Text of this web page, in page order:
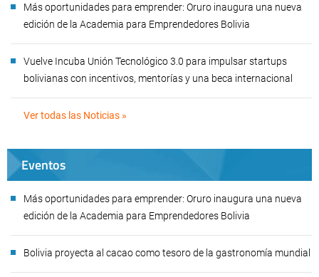
Más oportunidades para emprender: Oruro inaugura una nueva
edición de la Academia para Emprendedores Bolivia
Vuelve Incuba Unión Tecnológico 3.0 para impulsar startups
bolivianas con incentivos, mentorías y una beca internacional
Ver todas las Noticias »
Eventos
Más oportunidades para emprender: Oruro inaugura una nueva
edición de la Academia para Emprendedores Bolivia
Bolivia proyecta al cacao como tesoro de la gastronomía mundial